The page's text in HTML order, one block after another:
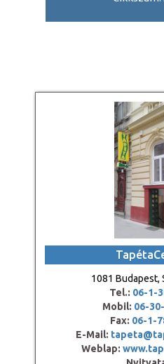
1081 Budapest,
Tel.: 06-1-
Mobil: 06-
Fax: 06-1-
E-Mail:
Weblap: